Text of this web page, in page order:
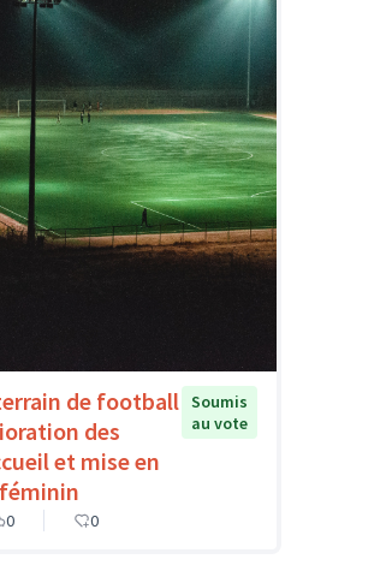
de football
des
et mise en
Soumis
au vote
0 0